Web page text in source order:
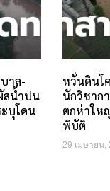
าล-
สน้ำปน
บุโดน
หวั่นดินโ
นักวิชาก
ตกห่าให
พิบัติ
29 เมษายน,